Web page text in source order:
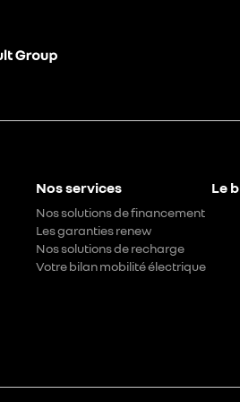
Nos services
Nos solutions de financement
Les garanties renew
Nos solutions de recharge
Votre bilan mobilité électrique
Le